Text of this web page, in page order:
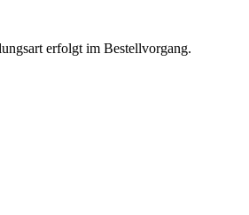
erfolgt im Bestellvorgang.